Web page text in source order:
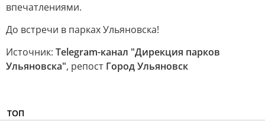
впечатлениями.
До встречи в парках Ульяновска!
Источник: Telegram-канал "Дирекция парков
Ульяновска", репост Город Ульяновск
ТОП